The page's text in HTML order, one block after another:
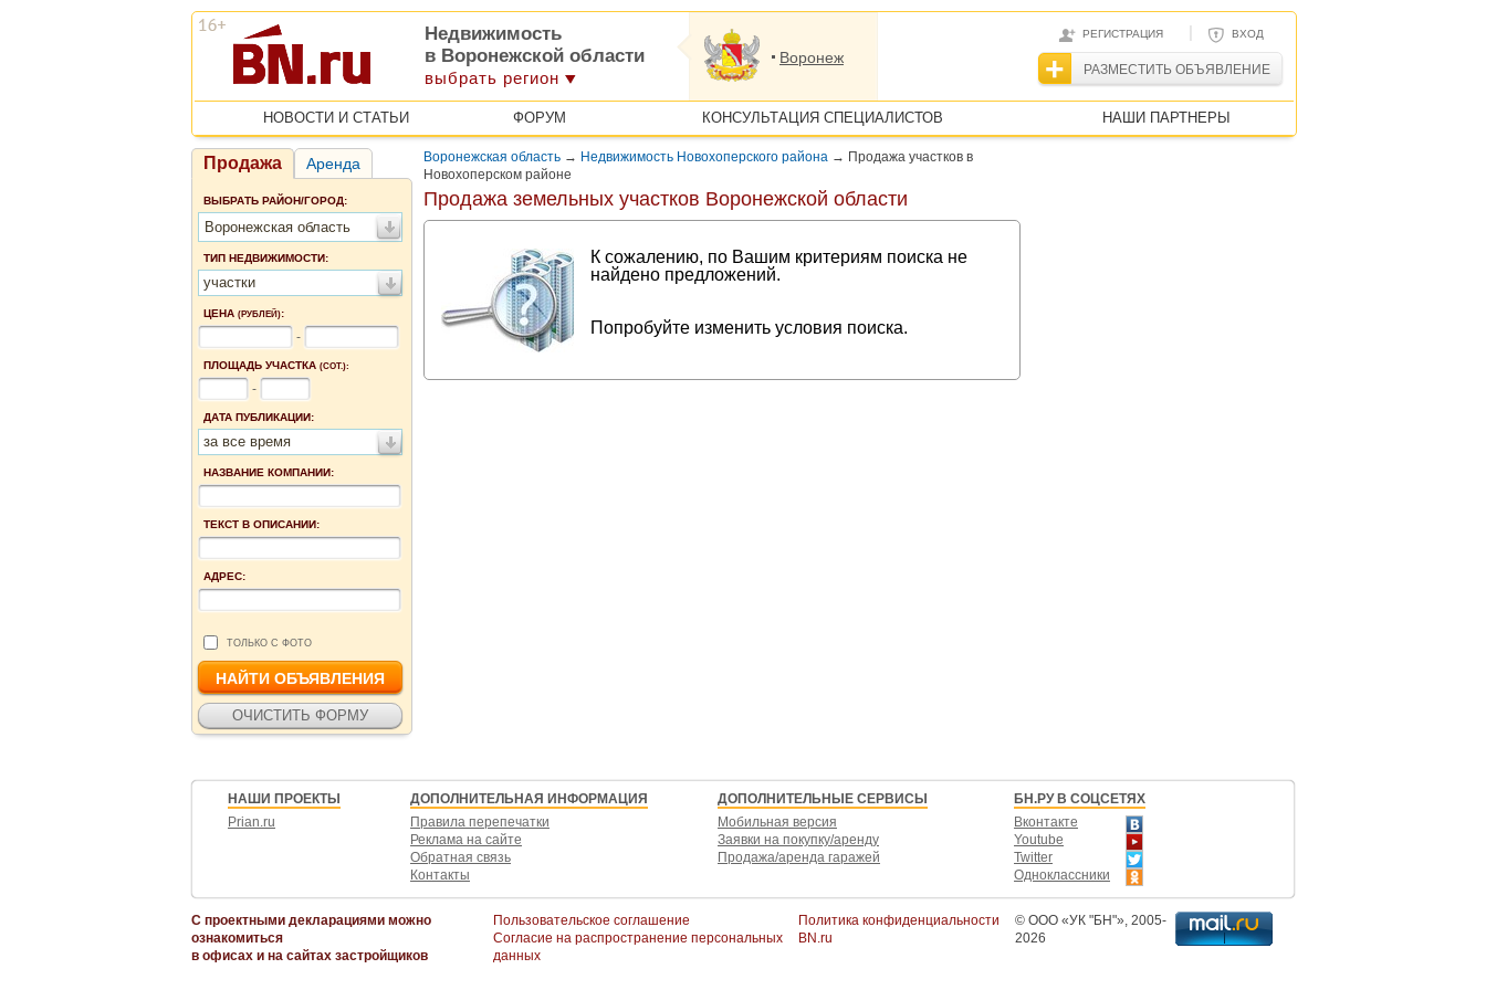
РЕГИСТРАЦИЯ | ВХОД
РАЗМЕСТИТЬ ОБЪЯВЛЕНИЕ
Недвижимость
в Воронежской области
выбрать регион
Воронеж
НОВОСТИ И СТАТЬИ ФОРУМ КОНСУЛЬТАЦИЯ СПЕЦИАЛИСТОВ НАШИ ПАРТНЕРЫ
Продажа Аренда
ВЫБРАТЬ РАЙОН/ГОРОД:
Воронежская область
ТИП НЕДВИЖИМОСТИ:
участки
ЦЕНА (РУБЛЕЙ):
-
ПЛОЩАДЬ УЧАСТКА (СОТ.):
-
ДАТА ПУБЛИКАЦИИ:
за все время
НАЗВАНИЕ КОМПАНИИ:
ТЕКСТ В ОПИСАНИИ:
АДРЕС:
ТОЛЬКО С ФОТО
Воронежская область → Недвижимость Новохоперского района → Продажа участков в
Новохоперском районе
Продажа земельных участков Воронежской области
К сожалению, по Вашим критериям поиска не
найдено предложений.
Попробуйте изменить условия поиска.
НАШИ ПРОЕКТЫ
Prian.ru
ДОПОЛНИТЕЛЬНАЯ ИНФОРМАЦИЯ
Правила перепечатки
Реклама на сайте
Обратная связь
Контакты
ДОПОЛНИТЕЛЬНЫЕ СЕРВИСЫ
Мобильная версия
Заявки на покупку/аренду
Продажа/аренда гаражей
БН.РУ В СОЦСЕТЯХ
Вконтакте
Youtube
Twitter
Одноклассники
С проектными декларациями можно
ознакомиться
в офисах и на сайтах застройщиков
Пользовательское соглашение
Согласие на распространение персональных
данных
Политика конфиденциальности
BN.ru
© ООО «УК "БН"», 2005-
2026